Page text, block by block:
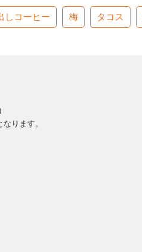
しコーヒー 梅 タコス
ります。